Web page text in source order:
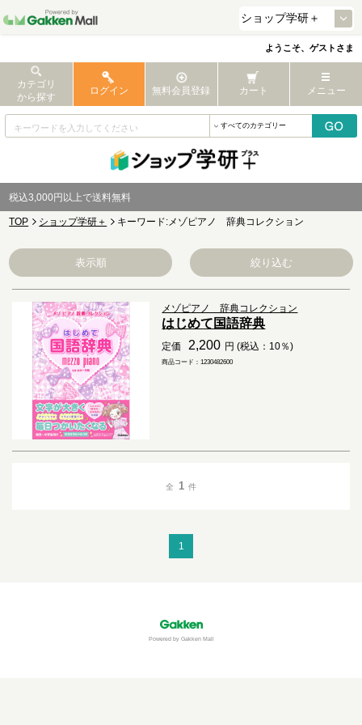
ようこそ、ゲストさま
カテゴリ
から探す
ログイン 無料会員登録 カート メニュー
税込3,000円以上で送料無料
TOP ショップ学研＋ キーワード:メゾピアノ 辞典コレクション
表示順 絞り込む
メゾピアノ 辞典コレクション
はじめて国語辞典
定価 2,200 円 (税込：10％)
商品コード：1230482600
全 1 件
1
Powered by Gakken Mall